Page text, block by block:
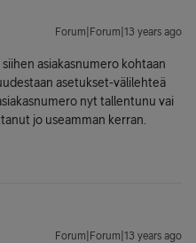
Forum|Forum|13 years ago
asiakasnumero kohtaan
asetukset-välilehteä
nyt tallentunu vai
jo useamman kerran.
Forum|Forum|13 years ago